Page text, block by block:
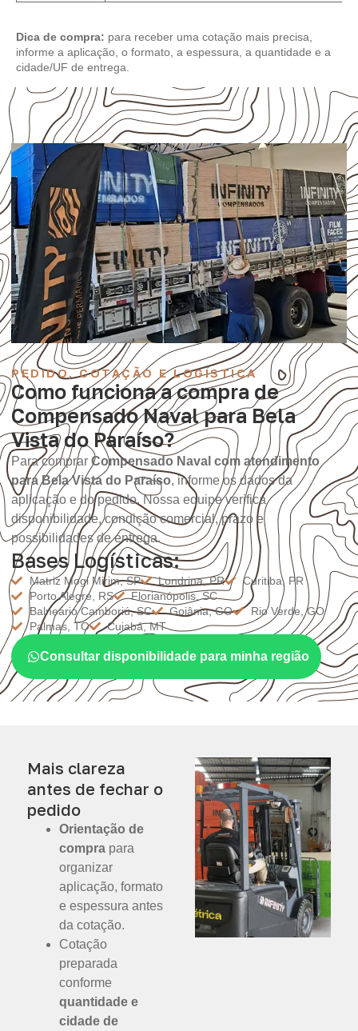
Dica de compra: para receber uma cotação mais precisa,
informe a aplicação, o formato, a espessura, a quantidade e a
cidade/UF de entrega.
PEDIDO, COTAÇÃO E LOGÍSTICA
Como funciona a compra de
Compensado Naval para Bela
Vista do Paraíso?
Para comprar Compensado Naval com atendimento
para Bela Vista do Paraíso, informe os dados da
aplicação e do pedido. Nossa equipe verifica
disponibilidade, condição comercial, prazo e
possibilidades de entrega.
Bases Logísticas:
Matriz Mogi Mirim, SP Londrina, PR
Curitiba, PR
Porto Alegre, RS
Florianópolis, SC
Balneário Camboriú, SC
Goiânia, GO
Rio Verde, GO
Palmas, TO
Cuiabá, MT
Consultar disponibilidade para minha região
Mais clareza
antes de fechar o
pedido
Orientação de
compra para
organizar
aplicação, formato
e espessura antes
da cotação.
Cotação
preparada
conforme
quantidade e
cidade de